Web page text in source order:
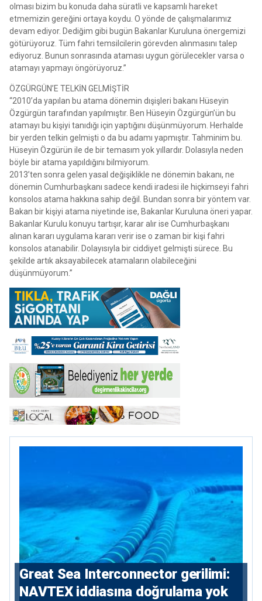
olması bizim bu konuda daha süratli ve kapsamlı hareket
etmemizin gereğini ortaya koydu. O yönde de çalışmalarımız
devam ediyor. Dediğim gibi bugün Bakanlar Kuruluna önergemizi
götürüyoruz. Tüm fahri temsilcilerin görevden alınmasını talep
ediyoruz. Bunun sonrasında ataması uygun görülecekler varsa o
atamayı yapmayı öngörüyoruz.”
ÖZGÜRGÜN’E TELKİN GELMİŞTİR
“2010’da yapılan bu atama dönemin dışişleri bakanı Hüseyin
Özgürgün tarafından yapılmıştır. Ben Hüseyin Özgürgün’ün bu
atamayı bu kişiyi tanıdığı için yaptığını düşünmüyorum. Herhalde
bir yerden telkin gelmişti o da bu adamı yapmıştır. Tahminim bu.
Hüseyin Özgürün ile de bir temasım yok yıllardır. Dolasıyla neden
böyle bir atama yapıldığını bilmiyorum.
2013’ten sonra gelen yasal değişiklikle ne dönemin bakanı, ne
dönemin Cumhurbaşkanı sadece kendi iradesi ile hiçkimseyi fahri
konsolos atama hakkına sahip değil. Bundan sonra bir yöntem var.
Bakan bir kişiyi atama niyetinde ise, Bakanlar Kuruluna öneri yapar.
Bakanlar Kurulu konuyu tartışır, karar alır ise Cumhurbaşkanı
alınan kararı uygulama kararı verir ise o zaman bir kişi fahri
konsolos atanabilir. Dolayısıyla bir ciddiyet gelmişti sürece. Bu
şekilde artık aksayabilecek atamaların olabileceğini
düşünmüyorum.”
Great Sea Interconnector gerilimi:
NAVTEX iddiasına doğrulama yok